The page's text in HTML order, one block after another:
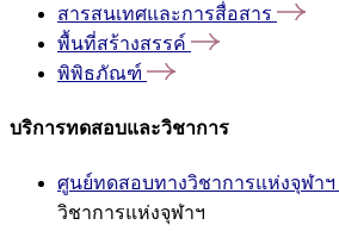
สารสนเทศและการสื่อสาร
พื้นที่สร้างสรรค์
พิพิธภัณฑ์
บริการทดสอบและวิชาการ
ศูนย์ทดสอบทางวิชาการแห่งจุฬาฯ
วิชาการแห่งจุฬาฯ